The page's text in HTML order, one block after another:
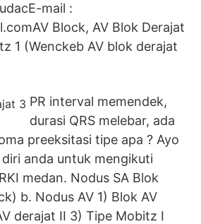
mail :
Block, AV Blok Derajat
1 (Wenckeb AV blok derajat
PR interval memendek,
durasi QRS melebar, ada
preeksitasi tipe apa ? Ayo
anda untuk mengikuti
medan. Nodus SA Blok
b. Nodus AV 1) Blok AV
derajat II 3) Tipe Mobitz I